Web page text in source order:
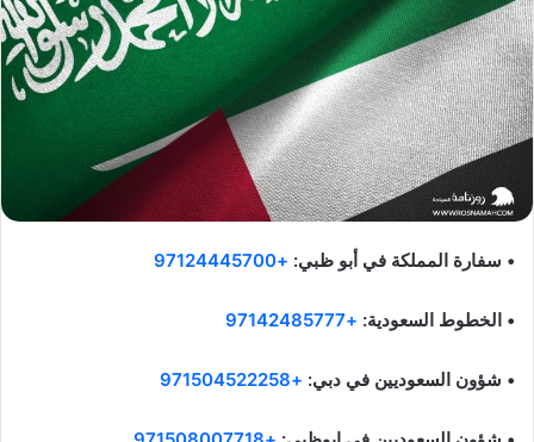
• سفارة المملكة في أبو ظبي: +97124445700
• الخطوط السعودية: +97142485777
• شؤون السعوديين في دبي: +971504522258